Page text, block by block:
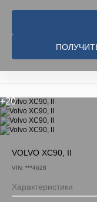
+20
VOLVO XC90, II
VIN: ***4628
Характеристики